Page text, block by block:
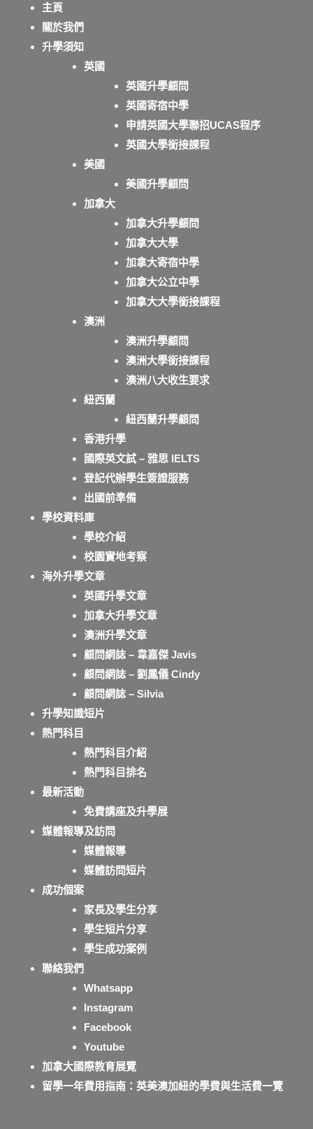
主頁
關於我們
升學須知
英國
英國升學顧問
英國寄宿中學
申請英國大學聯招UCAS程序
英國大學銜接課程
美國
美國升學顧問
加拿大
加拿大升學顧問
加拿大大學
加拿大寄宿中學
加拿大公立中學
加拿大大學銜接課程
澳洲
澳洲升學顧問
澳洲大學銜接課程
澳洲八大收生要求
紐西蘭
紐西蘭升學顧問
香港升學
國際英文試 – 雅思 IELTS
登記代辦學生簽證服務
出國前準備
學校資料庫
學校介紹
校園實地考察
海外升學文章
英國升學文章
加拿大升學文章
澳洲升學文章
顧問網誌 – 韋嘉傑 Javis
顧問網誌 – 劉鳳儀 Cindy
顧問網誌 – Silvia
升學知識短片
熱門科目
熱門科目介紹
熱門科目排名
最新活動
免費講座及升學展
媒體報導及訪問
媒體報導
媒體訪問短片
成功個案
家長及學生分享
學生短片分享
學生成功案例
聯絡我們
Whatsapp
Instagram
Facebook
Youtube
加拿大國際教育展覽
留學一年費用指南：英美澳加紐的學費與生活費一覽